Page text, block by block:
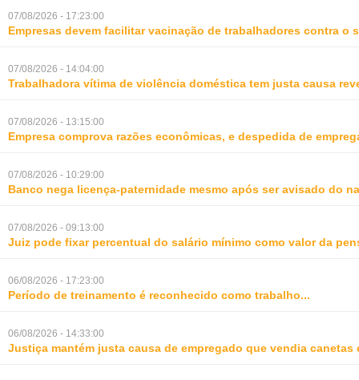
07/08/2026 - 17:23:00
Empresas devem facilitar vacinação de trabalhadores contra o
07/08/2026 - 14:04:00
Trabalhadora vítima de violência doméstica tem justa causa
07/08/2026 - 13:15:00
Empresa comprova razões econômicas, e despedida de
07/08/2026 - 10:29:00
Banco nega licença-paternidade mesmo após ser avisado do
07/08/2026 - 09:13:00
Juiz pode fixar percentual do salário mínimo como valor da
06/08/2026 - 17:23:00
Período de treinamento é reconhecido como trabalho...
06/08/2026 - 14:33:00
Justiça mantém justa causa de empregado que vendia canetas